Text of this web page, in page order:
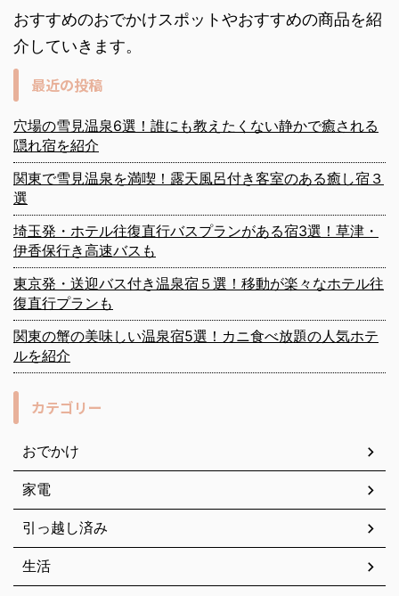
おすすめのおでかけスポットやおすすめの商品を紹
介していきます。
最近の投稿
穴場の雪見温泉6選！誰にも教えたくない静かで癒される
隠れ宿を紹介
関東で雪見温泉を満喫！露天風呂付き客室のある癒し宿３
選
埼玉発・ホテル往復直行バスプランがある宿3選！草津・
伊香保行き高速バスも
東京発・送迎バス付き温泉宿５選！移動が楽々なホテル往
復直行プランも
関東の蟹の美味しい温泉宿5選！カニ食べ放題の人気ホテ
ルを紹介
カテゴリー
おでかけ
家電
引っ越し済み
生活